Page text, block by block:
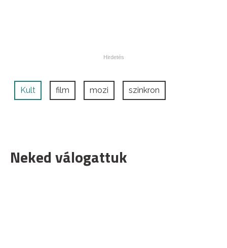
Kult film mozi szinkron
Neked válogattuk